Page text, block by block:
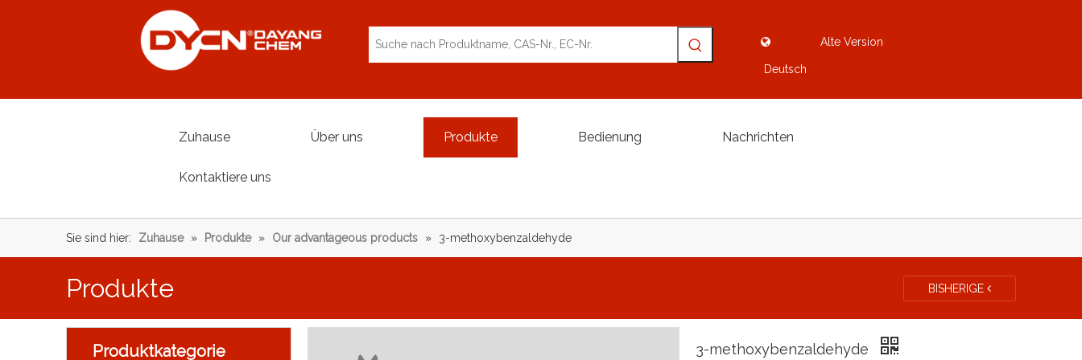
Deutsch
Alte Version
Zuhause Über uns Produkte Bedienung Nachrichten
Kontaktiere uns
Sie sind hier: Zuhause » Produkte » Our advantageous products » 3-methoxybenzaldehyde
Produkte BISHERIGE
Produktkategorie 3-methoxybenzaldehyde